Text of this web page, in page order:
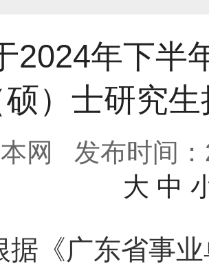
2024年下半
硕）士研究
网
发布时间
大 中
广东省事业